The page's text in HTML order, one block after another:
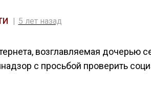
5 лет назад
возглавляемая дочерью
с просьбой проверить